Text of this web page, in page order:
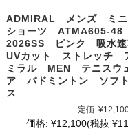
ADMIRAL メンズ ミニ
ショーツ ATMA605-48
2026SS ピンク 吸水
UVカット ストレッチ
ミラル MEN テニスウ
ア バドミントン ソフ
ス
定価:
価格: ¥12,100(税抜